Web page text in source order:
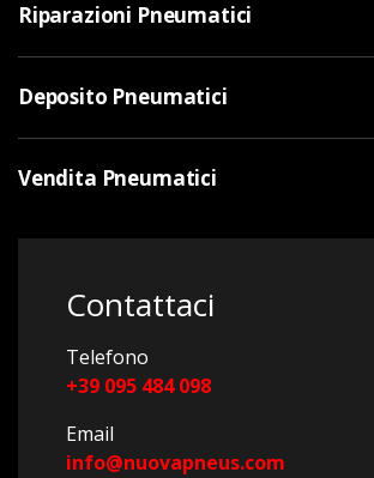
Riparazioni Pneumatici
Deposito Pneumatici
Vendita Pneumatici
Contattaci
Telefono
+39 095 484 098
Email
info@nuovapneus.com